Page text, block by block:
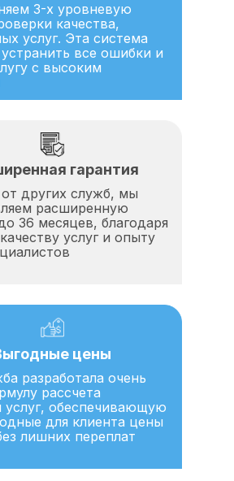
3-х уровневую
качества,
услуг. Эта система
все ошибки и
с высоким
гарантия
других служб, мы
расширенную
36 месяцев, благодаря
услуг и опыту
цены
разработала очень
рассчета
услуг, обеспечивающую
для клиента цены
лишних переплат